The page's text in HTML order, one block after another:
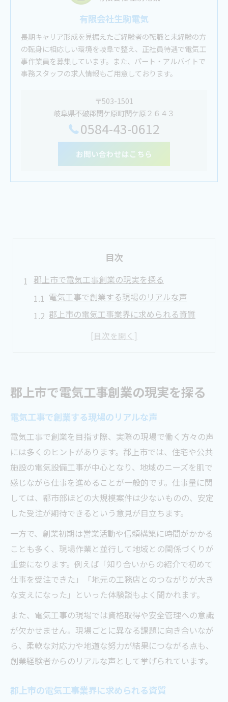
有限会社生駒電気
長期キャリア形成を見据えたご経験者の転職と未経験の方
の転身に相応しい環境を岐阜で整え、正社員待遇で電気工
事作業員を募集しています。また、パート・アルバイトで
事務スタッフの求人情報もご用意しております。
〒503-1501
岐阜県不破郡関ケ原町関ケ原２６４３
0584-43-0612
お問い合わせはこちら
目次
郡上市で電気工事創業の現実を探る
電気工事で創業する現場のリアルな声
郡上市の電気工事業界に求められる資質
地域密着が電気工事創業に与える影響
地域密着型電気工事の魅力と可能性
電気工事で地域に根ざすメリットとは
地元密着が仕事量に及ぼす好影響を解説
電気工事士が目指せる地域密着型の働き方
郡上市での取引先開拓と安定受注の方法
地域で評価される電気工事士になるコツ
独立開業を考えるなら電気工事の働き方を比較
電気工事士独立の働き方と収入イメージ
正社員と独立の収益差を電気工事で比べる
電気工事の働き方別に必要な資格を整理
初年度の不安と電気工事で乗り越える工夫
岐阜県郡上市における電気工事創業の注意点
電気工事創業時に押さえたい地元の商習慣
郡上市の電気工事需要とリスク分析
創業時に注意すべき法令や資格要件
電気工事で避けたいトラブルと対策法
収益性を高める電気工事のスタートアップ戦略
郡上市で電気工事創業の現実を探る
電気工事で創業する現場のリアルな声
電気工事で創業を目指す際、実際の現場で働く方々の声
には多くのヒントがあります。郡上市では、住宅や公共
施設の電気設備工事が中心となり、地域のニーズを肌で
感じながら仕事を進めることが一般的です。仕事量に関
しては、都市部ほどの大規模案件は少ないものの、安定
した受注が期待できるという意見が目立ちます。
一方で、創業初期は営業活動や信頼構築に時間がかかる
ことも多く、現場作業と並行して地域との関係づくりが
重要になります。例えば「知り合いからの紹介で初めて
仕事を受注できた」「地元の工務店とのつながりが大き
な支えになった」といった体験談もよく聞かれます。
また、電気工事の現場では資格取得や安全管理への意識
が欠かせません。現場ごとに異なる課題に向き合いなが
ら、柔軟な対応力や地道な努力が結果につながる点も、
創業経験者からのリアルな声として挙げられています。
郡上市の電気工事業界に求められる資質